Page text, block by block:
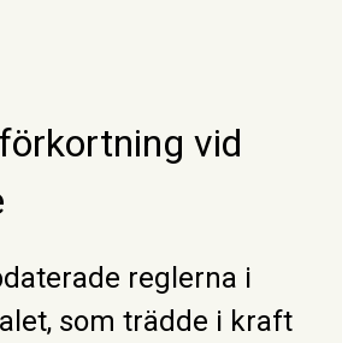
vid
reglerna i
som trädde i kraft